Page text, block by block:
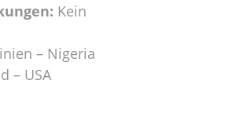
Kein
– Nigeria
– USA